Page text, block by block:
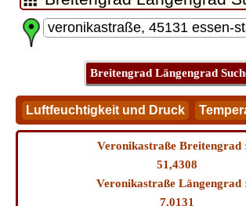
Veronikastraße Breitengrad
51,4308
Veronikastraße Längengrad
7,0131